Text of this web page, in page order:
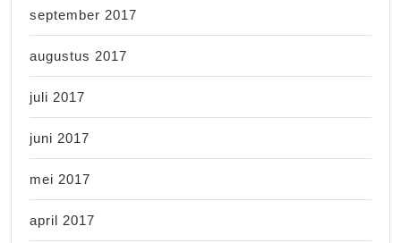
september 2017
augustus 2017
juli 2017
juni 2017
mei 2017
april 2017